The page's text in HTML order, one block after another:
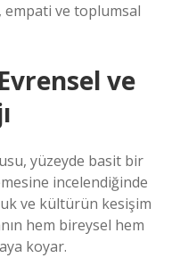
ve toplumsal
ve
yüzeyde basit bir
incelendiğinde
ve kültürün kesişim
hem bireysel hem
koyar.